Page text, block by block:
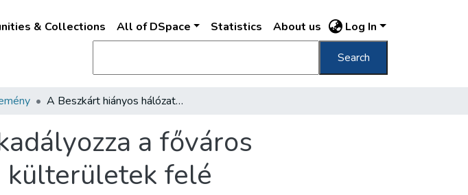
& Collections All of DSpace Statistics About us Log In
Search
A Beszkárt hiányos hálózata akadályozza a főváros lakosságának terjeszkedését a külterületek felé
a főváros
külterületek felé